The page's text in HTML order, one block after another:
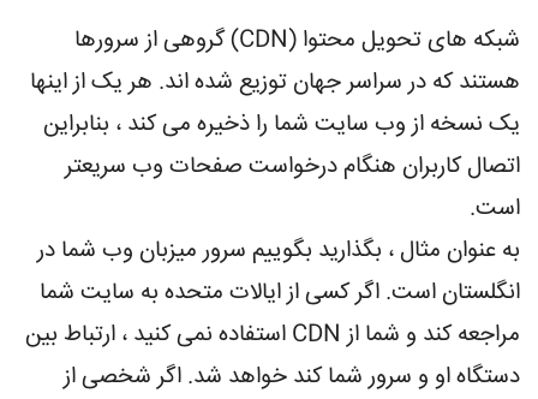
شبکه های تحویل محتوا (CDN) گروهی از سرورها
هستند که در سراسر جهان توزیع شده اند. هر یک از اینها
یک نسخه از وب سایت شما را ذخیره می کند ، بنابراین
اتصال کاربران هنگام درخواست صفحات وب سریعتر
است.
به عنوان مثال ، بگذارید بگوییم سرور میزبان وب شما در
انگلستان است. اگر کسی از ایالات متحده به سایت شما
مراجعه کند و شما از CDN استفاده نمی کنید ، ارتباط بین
دستگاه او و سرور شما کند خواهد شد. اگر شخصی از